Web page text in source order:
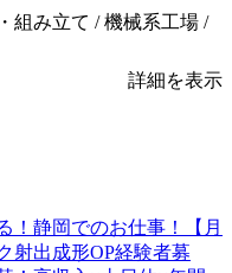
組み立て / 機械系工場 /
詳細を表示